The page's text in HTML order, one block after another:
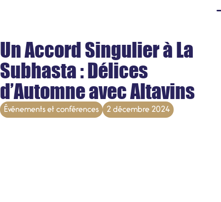
Un Accord Singulier à La
Subhasta : Délices
d’Automne avec Altavins
Événements et conférences 2 décembre 2024